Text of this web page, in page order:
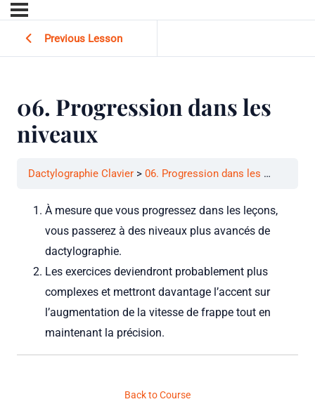
Previous Lesson
06. Progression dans les
niveaux
Dactylographie Clavier 06. Progression dans les niveaux
À mesure que vous progressez dans les leçons,
vous passerez à des niveaux plus avancés de
dactylographie.
Les exercices deviendront probablement plus
complexes et mettront davantage l’accent sur
l’augmentation de la vitesse de frappe tout en
maintenant la précision.
Back to Course